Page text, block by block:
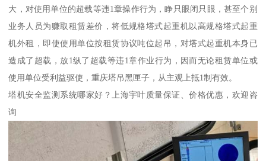
大，对使用单位的超载等违1章操作行为，睁只眼闭只眼，甚至个别
业务人员为赚取租赁差价，将低规格塔式起重机以高规格塔式起重
机外租，即使使用单位按租赁协议吨位起吊，对塔式起重机本身已
造成了超载，放1纵了超载等违1章作业行为，因而无论租赁单位或
使用单位受利益驱使，重庆塔吊黑匣子，从主观上抵1制有效。
塔机安全监测系统哪家好？上海宇叶质量保证、价格优惠，欢迎咨
询